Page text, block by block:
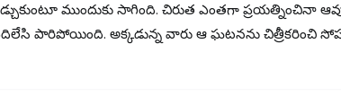
ముందుకు సాగింది. చిరుత ఎంతగా ప్రయత్నించినా
పారిపోయింది. అక్కడున్న వారు ఆ ఘటనను